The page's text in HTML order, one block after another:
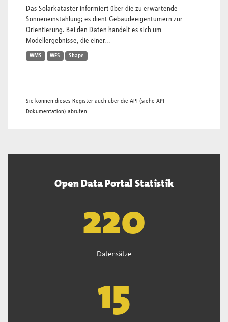
Das Solarkataster informiert über die zu erwartende
Sonneneinstahlung; es dient Gebäudeeigentümern zur
Orientierung. Bei den Daten handelt es sich um
Modellergebnisse, die einer...
WMS WFS Shape
Sie können dieses Register auch über die API (siehe API-
Dokumentation) abrufen.
Open Data Portal Statistik
222
Datensätze
15